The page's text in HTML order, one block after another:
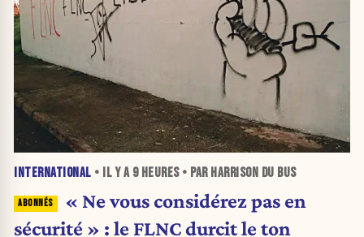
INTERNATIONAL • IL Y A 9 HEURES• PAR HARRISON DU BUS
« Ne vous considérez pas en
sécurité » : le FLNC durcit le ton